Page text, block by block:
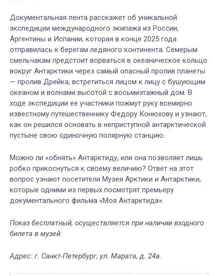
Документальная лента расскажет об уникальной
экспедиции международного экипажа из России,
Аргентины и Испании, которая в конце 2025 года
отправилась к берегам ледяного континента. Семерым
смельчакам предстоит ворваться в океаническое кольцо
вокруг Антарктики через самый опасный пролив планеты
— пролив Дрейка, встретиться лицом к лицу с бушующим
океаном и волнами высотой с восьмиэтажный дом. В
ходе экспедиции ее участники пожмут руку всемирно
известному путешественнику Федору Конюхову и узнают,
как он решился основать в неприступной антарктической
пустыне свою одиночную полярную станцию.
Можно ли «обнять» Антарктиду, или она позволяет лишь
робко прикоснуться к своему величию? Ответ на этот
вопрос узнают посетители Музея Арктики и Антарктики,
которые одними из первых посмотрят премьеру
документального фильма «Моя Антарктида».
Показ бесплатный, осуществляется при наличии входного
билета в музей.
Адрес: г. Санкт-Петербург, ул. Марата, д. 24а.